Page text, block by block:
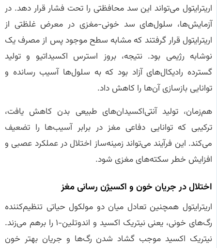
اریترایتول می‌تواند این سد محافظتی را تحت فشار قرار دهد. در
آزمایش‌ها، سلول‌های سد خونی-مغزی در معرض غلظتی از
اریترایتول قرار گرفتند که مشابه سطح موجود پس از مصرف یک
نوشابه رژیمی بود. نتیجه، بروز استرس اکسیداتیو و تولید
گسترده رادیکال‌های آزاد بود که به سلول‌ها آسیب رسانده و
توانایی بازسازی آن‌ها را کاهش داد.
هم‌زمان، تولید آنتی‌اکسیدان‌های طبیعی بدن کاهش یافت،
ترکیبی که توانایی دفاعی مغز در برابر آسیب‌ها را تضعیف
می‌کند. این فرآیند می‌تواند زمینه‌ساز اختلال در عملکرد عصبی و
افزایش خطر سکته‌های مغزی شود.
اختلال در جریان خون و اکسیژن‌ رسانی مغز
اریترایتول همچنین تعادل میان دو مولکول حیاتی تنظیم‌کننده
رگ‌های خونی، یعنی نیتریک اکسید و اندوتلین-۱ را برهم می‌زند.
نیتریک اکسید موجب گشاد شدن رگ‌ها و جریان بهتر خون